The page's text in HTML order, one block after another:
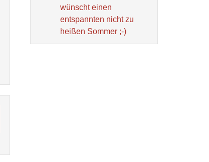
wünscht einen
entspannten nicht zu
heißen Sommer ;-)